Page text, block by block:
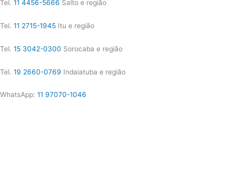
Tel. 11 4456-5666 Salto e região
Tel. 11 2715-1945 Itu e região
Tel. 15 3042-0300 Sorocaba e região
Tel. 19 2660-0769 Indaiatuba e região
WhatsApp: 11 97070-1046